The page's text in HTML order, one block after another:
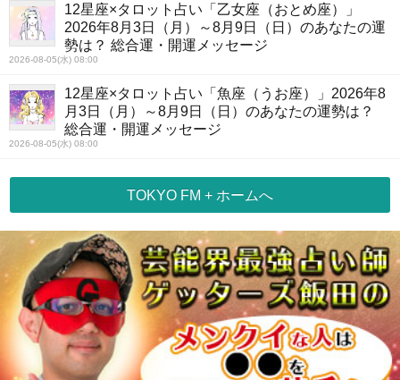
12星座×タロット占い「乙女座（おとめ座）」
2026年8月3日（月）～8月9日（日）のあなたの運
勢は？ 総合運・開運メッセージ
2026-08-05(水) 08:00
12星座×タロット占い「魚座（うお座）」2026年8
月3日（月）～8月9日（日）のあなたの運勢は？
総合運・開運メッセージ
2026-08-05(水) 08:00
TOKYO FM + ホームへ